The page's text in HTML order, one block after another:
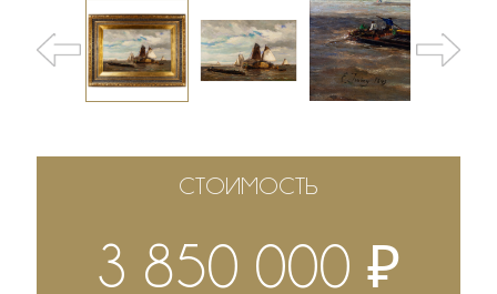
СТОИМОСТЬ
3 850 000₽